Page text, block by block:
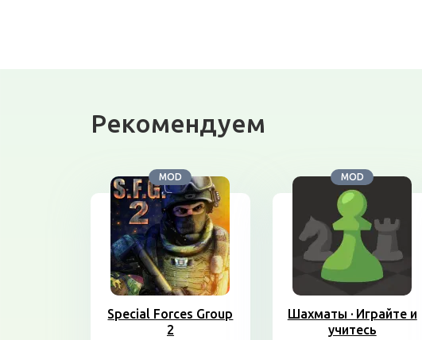
Рекомендуем
MOD
Special Forces Group
2
MOD
Шахматы · Играйте и
учитесь